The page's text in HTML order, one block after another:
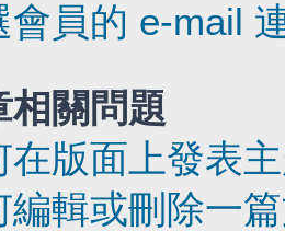
會員的 e-mail
相關問題
在版面上發表
編輯或刪除一